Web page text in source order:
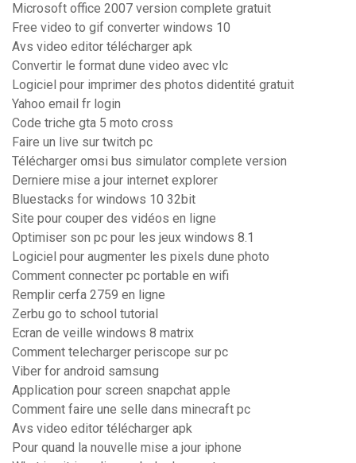
Microsoft office 2007 version complete gratuit
Free video to gif converter windows 10
Avs video editor télécharger apk
Convertir le format dune video avec vlc
Logiciel pour imprimer des photos didentité gratuit
Yahoo email fr login
Code triche gta 5 moto cross
Faire un live sur twitch pc
Télécharger omsi bus simulator complete version
Derniere mise a jour internet explorer
Bluestacks for windows 10 32bit
Site pour couper des vidéos en ligne
Optimiser son pc pour les jeux windows 8.1
Logiciel pour augmenter les pixels dune photo
Comment connecter pc portable en wifi
Remplir cerfa 2759 en ligne
Zerbu go to school tutorial
Ecran de veille windows 8 matrix
Comment telecharger periscope sur pc
Viber for android samsung
Application pour screen snapchat apple
Comment faire une selle dans minecraft pc
Avs video editor télécharger apk
Pour quand la nouvelle mise a jour iphone